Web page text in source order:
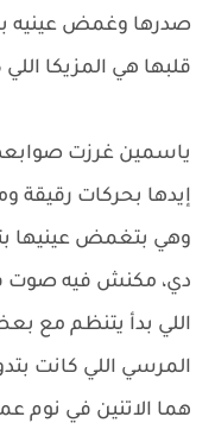
صدرها وغمض عينيه
قلبها هي المزيكا
ياسمين غرزت
إيدها بحركات رقيقة
وهي بتغمض عينيها
دي، مكنش فيه صوت
اللي بدأ يتنظم مع
المرسي اللي كانت
هما الاتنين في نوم